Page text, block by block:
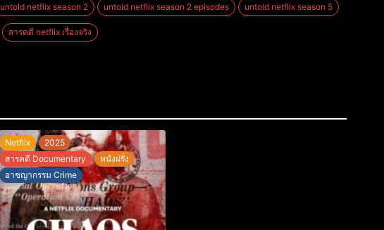
untold netflix season 2 untold netflix season 2 episodes untold netflix season 5
สารคดี netflix เรื่องจริง
Netflix
2025
สารคดี Documentary
หนังฝรั่ง
อาชญากรรม Crime